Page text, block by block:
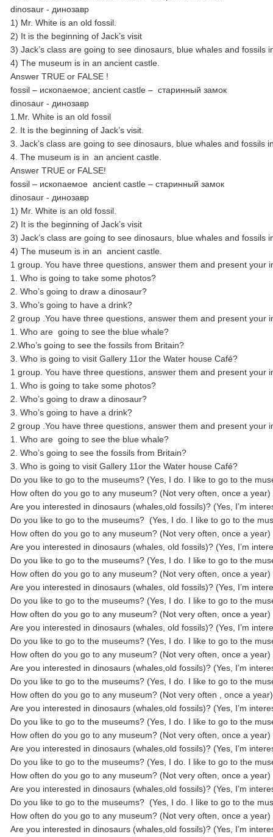
dinosaur - динозавр
1) Mr. White is an old fossil.
2) It is the beginning of Jack’s visit
3) Jack’s class are going to see dinosaurs, blue whales and fossils
4) The museum is in an ancient castle.
Answer TRUE or FALSE !
fossil – ископаемое; ancient castle – cтаринный замок
dinosaur - динозавр
1.Mr. White is an old fossil
2. It is the beginning of Jack’s visit.
3. Jack’s class are going to see dinosaurs, blue whales and fossils
4. The museum is in an ancient castle.
Answer TRUE or FALSE!
fossil – ископаемое ancient castle – старинный замок
dinosaur - динозавр
1) Mr. White is an old fossil.
2) It is the beginning of Jack’s visit
3) Jack’s class are going to see dinosaurs, blue whales and fossils
4) The museum is in an ancient castle.
1 group. You have three questions, answer them and present your
1. Who is going to take some photos?
2. Who’s going to draw a dinosaur?
3. Who’s going to have a drink?
2 group .You have three questions, answer them and present your
1. Who are going to see the blue whale?
2.Who’s going to see the fossils from Britain?
3. Who is going to visit Gallery 11or the Water house Café?
1 group. You have three questions, answer them and present your
1. Who is going to take some photos?
2. Who’s going to draw a dinosaur?
3. Who’s going to have a drink?
2 group .You have three questions, answer them and present your
1. Who are going to see the blue whale?
2. Who’s going to see the fossils from Britain?
3. Who is going to visit Gallery 11or the Water house Café?
Do you like to go to the museums? (Yes, I do. I like to go to the
How often do you go to any museum? (Not very often, once a year)
Are you interested in dinosaurs (whales,old fossils)? (Yes, I’m
Do you like to go to the museums? (Yes, I do. I like to go to the
How often do you go to any museum? (Not very often, once a year)
Are you interested in dinosaurs (whales, old fossils)? (Yes, I’m
Do you like to go to the museums? (Yes, I do. I like to go to the
How often do you go to any museum? (Not very often, once a year)
Are you interested in dinosaurs (whales, old fossils)? (Yes, I’m
Do you like to go to the museums? (Yes, I do. I like to go to the
How often do you go to any museum? (Not very often, once a year)
Are you interested in dinosaurs (whales, old fossils)? (Yes, I’m
Do you like to go to the museums? (Yes, I do. I like to go to the
How often do you go to any museum? (Not very often, once a year)
Are you interested in dinosaurs (whales,old fossils)? (Yes, I’m
Do you like to go to the museums? (Yes, I do. I like to go to the
How often do you go to any museum? (Not very often , once a year)
Are you interested in dinosaurs (whales,old fossils)? (Yes, I’m
Do you like to go to the museums? (Yes, I do. I like to go to the
How often do you go to any museum? (Not very often, once a year)
Are you interested in dinosaurs (whales,old fossils)? (Yes, I’m
Do you like to go to the museums? (Yes, I do. I like to go to the
How often do you go to any museum? (Not very often, once a year)
Are you interested in dinosaurs (whales,old fossils)? (Yes, I’m
Do you like to go to the museums? (Yes, I do. I like to go to the
How often do you go to any museum? (Not very often, once a year)
Are you interested in dinosaurs (whales,old fossils)? (Yes, I’m